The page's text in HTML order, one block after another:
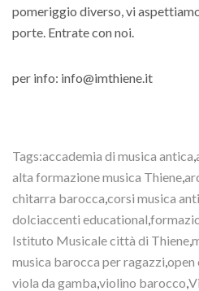
pomeriggio diverso, vi
porte. Entrate con noi.
per info: info@imthiene.it
Tags:accademia di musica antica,
alta formazione musica Thiene,
chitarra barocca,corsi musica
dolciaccenti educational,
Istituto Musicale città di Thiene,
musica barocca per ragazzi,open
viola da gamba,violino barocco,